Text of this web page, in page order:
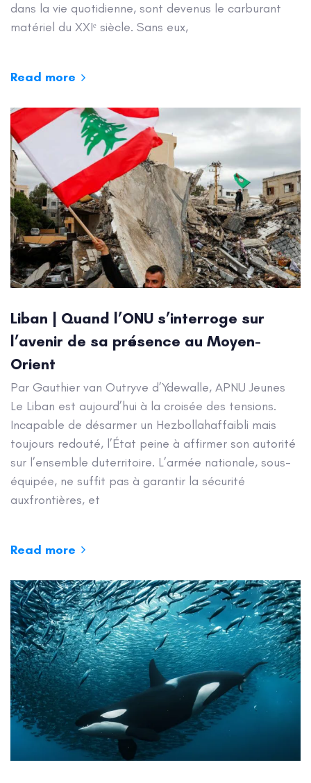
dans la vie quotidienne, sont devenus le carburant
matériel du XXIᵉ siècle. Sans eux,
Read more
Liban | Quand l’ONU s’interroge sur
l’avenir de sa présence au Moyen-
Orient
Par Gauthier van Outryve d’Ydewalle, APNU Jeunes
Le Liban est aujourd’hui à la croisée des tensions.
Incapable de désarmer un Hezbollahaffaibli mais
toujours redouté, l’État peine à affirmer son autorité
sur l’ensemble duterritoire. L’armée nationale, sous-
équipée, ne suffit pas à garantir la sécurité
auxfrontières, et
Read more